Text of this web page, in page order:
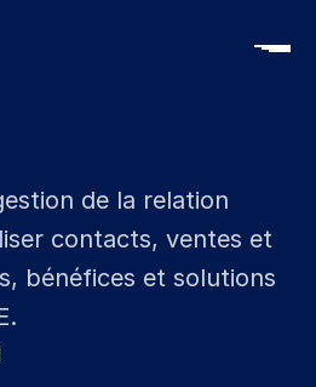
de la relation
contacts, ventes et
bénéfices et solutions